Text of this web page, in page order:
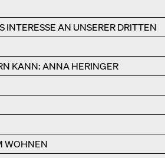
INTERESSE AN UNSERER DRITTEN
KANN: ANNA HERINGER
WOHNEN